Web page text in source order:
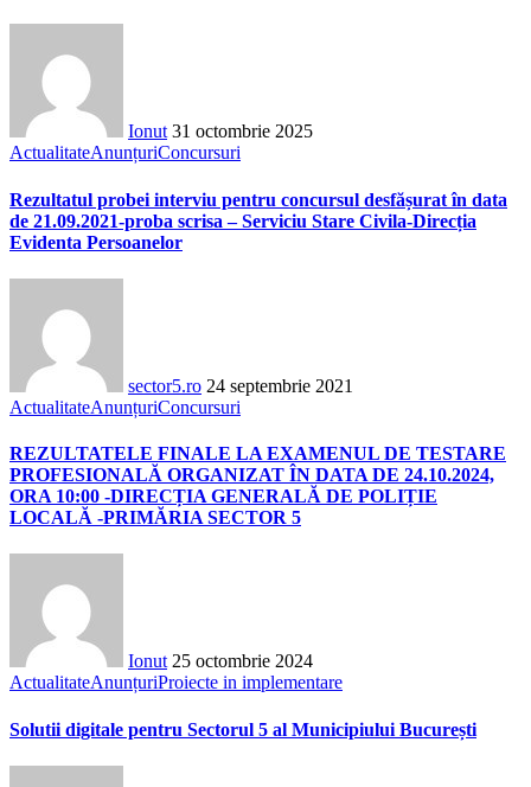
Ionut 31 octombrie 2025
ActualitateAnunțuriConcursuri
Rezultatul probei interviu pentru concursul desfășurat în data
de 21.09.2021-proba scrisa – Serviciu Stare Civila-Direcția
Evidenta Persoanelor
sector5.ro 24 septembrie 2021
ActualitateAnunțuriConcursuri
REZULTATELE FINALE LA EXAMENUL DE TESTARE
PROFESIONALĂ ORGANIZAT ÎN DATA DE 24.10.2024,
ORA 10:00 -DIRECȚIA GENERALĂ DE POLIȚIE
LOCALĂ -PRIMĂRIA SECTOR 5
Ionut 25 octombrie 2024
ActualitateAnunțuriProiecte in implementare
Solutii digitale pentru Sectorul 5 al Municipiului București